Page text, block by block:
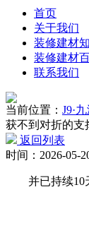
首页
关于我们
装修建材
装修建材
联系我们
当前位置： J9·
获不到对折的支
返回列表
时间：2026-05-
并已持续10天